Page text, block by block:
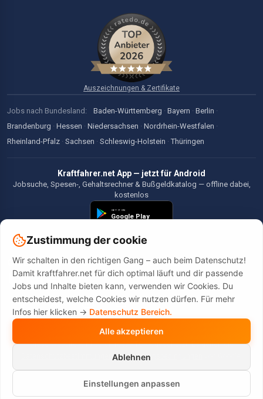
Auszeichnungen & Zertifikate
Jobs nach Bundesland: Baden-Württemberg · Bayern · Berlin ·
Brandenburg · Hessen · Niedersachsen · Nordrhein-Westfalen ·
Rheinland-Pfalz · Sachsen · Schleswig-Holstein · Thüringen
Kraftfahrer.net App — jetzt für Android
Jobsuche, Spesen-, Gehaltsrechner & Bußgeldkatalog — offline dabei,
kostenlos
©2026 Kraftfahrer.net. Alle Rechte vorbehalten.
Diese Website wird durch reCAPTCHA geschützt. Es gelten die
undNutzungsbedingungen
Zustimmung der cookie
Wir schalten in den richtigen Gang – auch beim Datenschutz!
Damit kraftfahrer.net für dich optimal läuft und dir passende
Jobs und Inhalte bieten kann, verwenden wir Cookies. Du
entscheidest, welche Cookies wir nutzen dürfen. Für mehr
Infos hier klicken -> Datenschutz Bereich.
Alle akzeptieren
Ablehnen
Einstellungen anpassen